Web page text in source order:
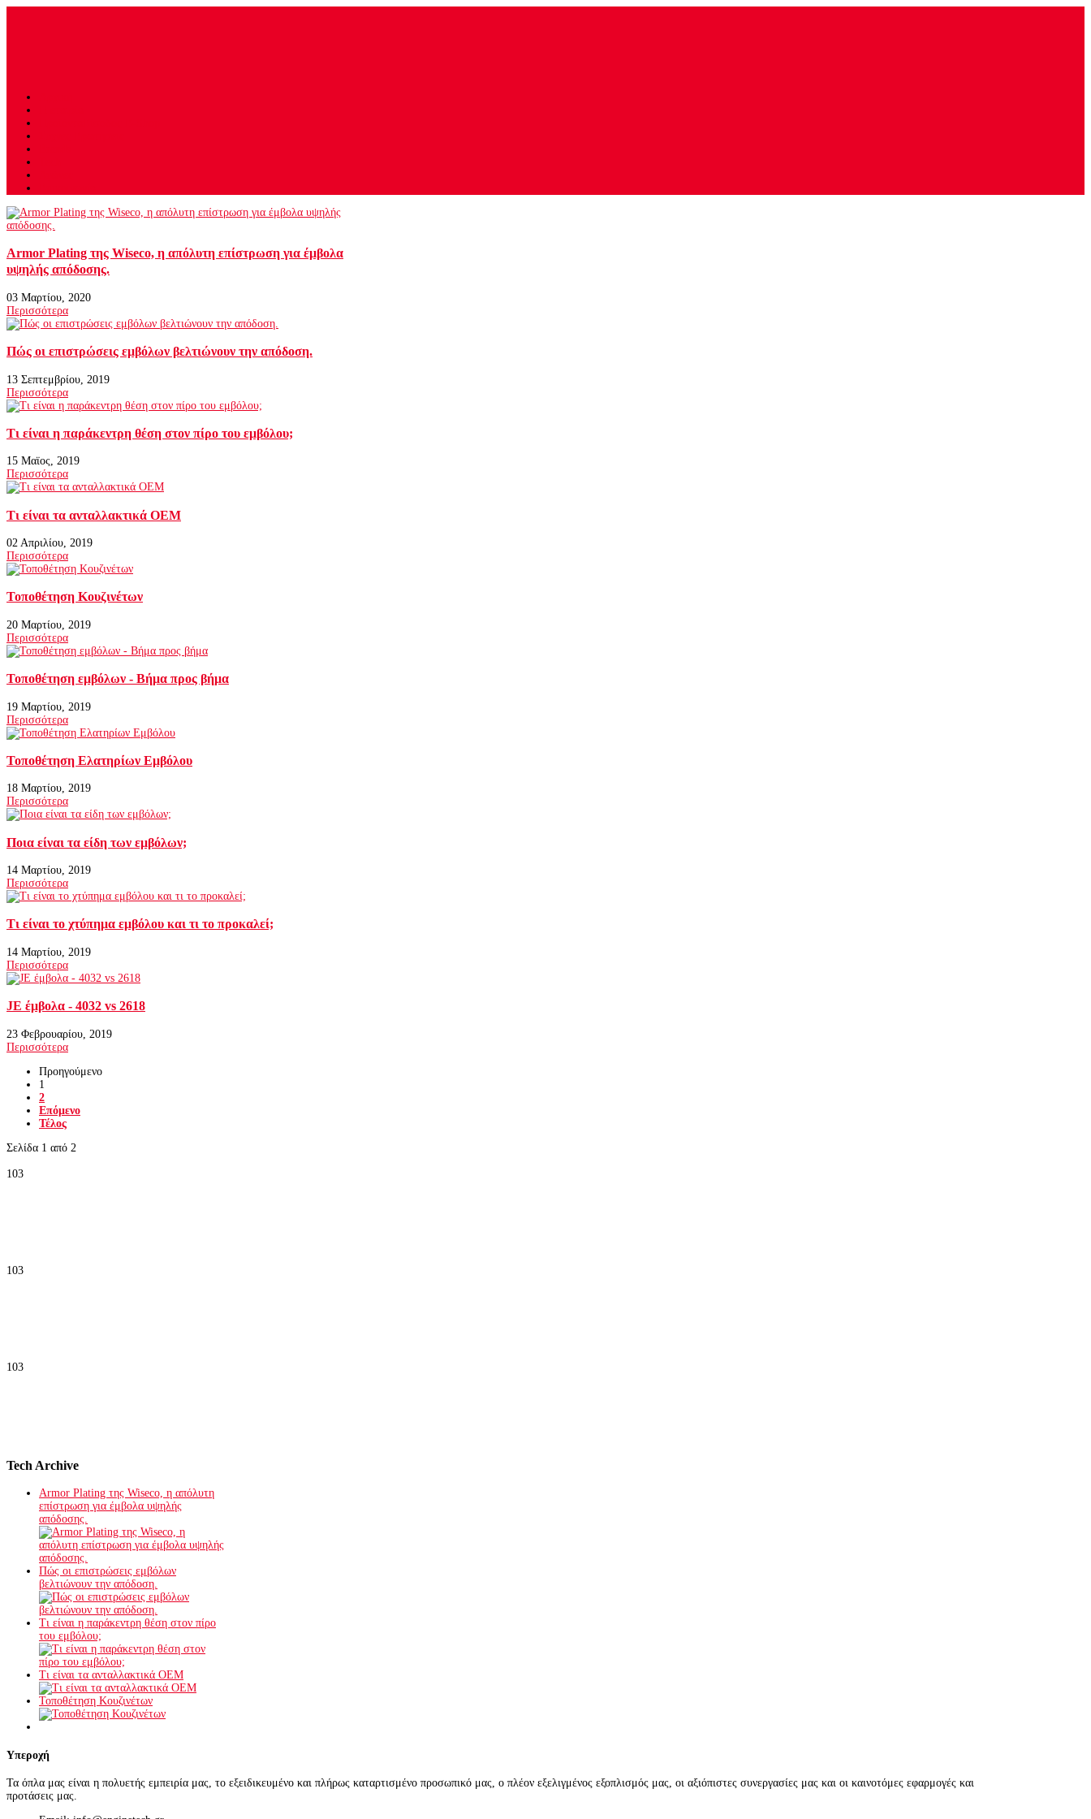
Armor Plating της Wiseco, η απόλυτη επίστρωση για έμβολα
υψηλής απόδοσης.
03 Μαρτίου, 2020
Περισσότερα
Πώς οι επιστρώσεις εμβόλων βελτιώνουν την απόδοση.
13 Σεπτεμβρίου, 2019
Περισσότερα
Τι είναι η παράκεντρη θέση στον πίρο του εμβόλου;
15 Μαϊος, 2019
Περισσότερα
Τι είναι τα ανταλλακτικά ΟΕΜ
02 Απριλίου, 2019
Περισσότερα
Τοποθέτηση Κουζινέτων
20 Μαρτίου, 2019
Περισσότερα
Τοποθέτηση εμβόλων - Βήμα προς βήμα
19 Μαρτίου, 2019
Περισσότερα
Τοποθέτηση Ελατηρίων Εμβόλου
18 Μαρτίου, 2019
Περισσότερα
Ποια είναι τα είδη των εμβόλων;
14 Μαρτίου, 2019
Περισσότερα
Τι είναι το χτύπημα εμβόλου και τι το προκαλεί;
14 Μαρτίου, 2019
Περισσότερα
JE έμβολα - 4032 vs 2618
23 Φεβρουαρίου, 2019
Περισσότερα
Προηγούμενο
1
2
Επόμενο
Τέλος
Σελίδα 1 από 2
103
103
103
TechArchive
Armor Plating της Wiseco, η απόλυτη
επίστρωση για έμβολα υψηλής
απόδοσης.
Πώς οι επιστρώσεις εμβόλων
βελτιώνουν την απόδοση.
Τι είναι η παράκεντρη θέση στον πίρο
του εμβόλου;
Τι είναι τα ανταλλακτικά ΟΕΜ
Τοποθέτηση Κουζινέτων
Υπεροχή
Τα όπλα μας είναι η πολυετής εμπειρία μας, το εξειδικευμένο και πλήρως καταρτισμένο προσωπικό μας, ο πλέον εξελιγμένος εξοπλισμός μας, οι αξιόπιστες συνεργασίες μας και οι καινοτόμες εφαρμογές και
προτάσεις μας.